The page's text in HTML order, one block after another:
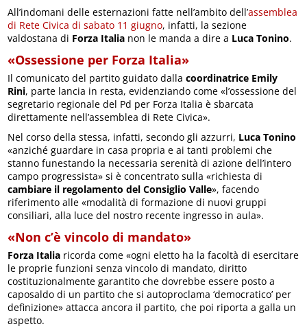
All’indomani delle esternazioni fatte nell’ambito dell’assemblea
di Rete Civica di sabato 11 giugno, infatti, la sezione
valdostana di Forza Italia non le manda a dire a Luca Tonino.
«Ossessione per Forza Italia»
Il comunicato del partito guidato dallacoordinatrice Emily
Rini, parte lancia in resta, evidenziando come «l’ossessione del
segretario regionale del Pd per Forza Italia è sbarcata
direttamente nell’assemblea di Rete Civica».
Nel corso della stessa, infatti, secondo gli azzurri, Luca Tonino
«anziché guardare in casa propria e ai tanti problemi che
stanno funestando la necessaria serenità di azione dell’intero
campo progressista» si è concentrato sulla «richiesta di
cambiare il regolamento del Consiglio Valle», facendo
riferimento alle «modalità di formazione di nuovi gruppi
consiliari, alla luce del nostro recente ingresso in aula».
«Non c’è vincolo di mandato»
Forza Italia ricorda come «ogni eletto ha la facoltà di esercitare
le proprie funzioni senza vincolo di mandato, diritto
costituzionalmente garantito che dovrebbe essere posto a
caposaldo di un partito che si autoproclama ‘democratico’ per
definizione» attacca ancora il partito, che poi riporta a galla un
aspetto.